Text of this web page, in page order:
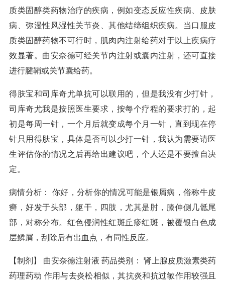
质类固醇类药物治疗的疾病，例如变态反应性疾病、皮肤
病、弥漫性风湿性关节炎、其他结缔组织疾病。当口服皮
质类固醇药物不可行时，肌肉内注射给药对于以上疾病疗
效显著。曲安奈德可经关节内注射或囊内注射，还可直接
进行腱鞘或关节囊给药。
得肤宝和司库奇尤单抗可以联用的，但是我没有少打针，
司库奇尤我是按照医生要求，按每个疗程的要求打的，起
初是每周一针，一个月后就变成每个月一针，直到现在停
针只用得肤宝，具体是否可以少打一针，我认为需要请医
生评估你的情况之后再给出建议吧，个人还是不要擅自决
定。
病情分析： 你好，分析你的情况可能是银屑病，俗称牛皮
癣，好发于头部，躯干，四肢，尤其是肘，膝伸侧几骶尾
部，对称分布。红色侵润性红斑丘疹红斑，被覆银白色成
层鳞屑，刮除后有出血点，有同性反应。
【制剂】 曲安奈德注射液 药品类别： 肾上腺皮质激素类药
药理药动 作用与去炎松相似，其抗炎和抗过敏作用较强且